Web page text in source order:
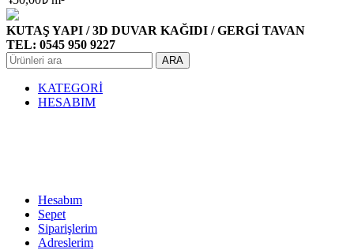
KUTAŞ YAPI / 3D DUVAR KAĞIDI / GERGİ TAVAN
TEL: 0545 950 9227
ARA
KATEGORİ
HESABIM
Hesabım
Sepet
Siparişlerim
Adreslerim